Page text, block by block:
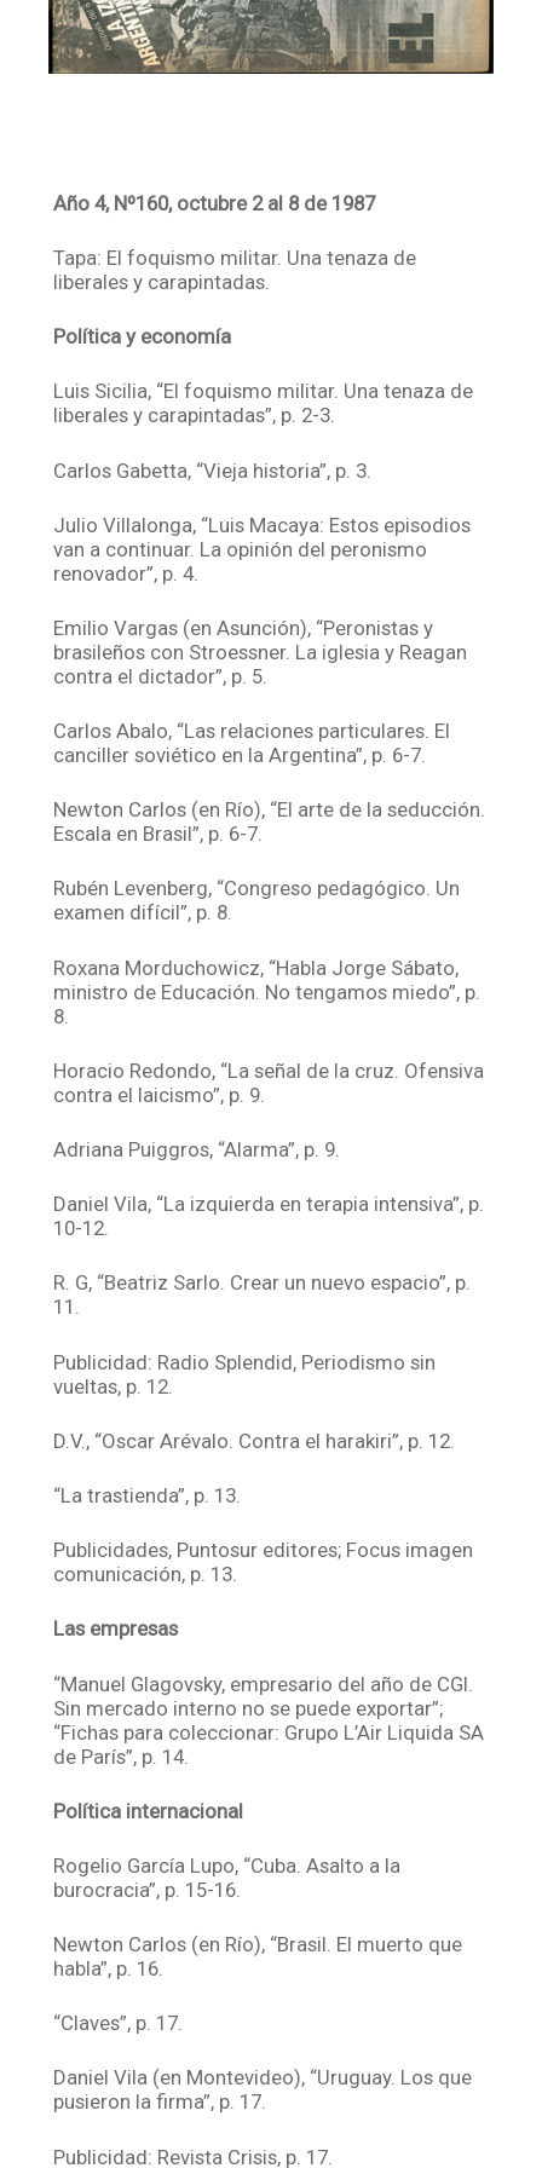
Año 4, Nº160, octubre 2 al 8 de 1987
Tapa: El foquismo militar. Una tenaza de
liberales y carapintadas.
Política y economía
Luis Sicilia, “El foquismo militar. Una tenaza de
liberales y carapintadas”, p. 2-3.
Carlos Gabetta, “Vieja historia”, p. 3.
Julio Villalonga, “Luis Macaya: Estos episodios
van a continuar. La opinión del peronismo
renovador”, p. 4.
Emilio Vargas (en Asunción), “Peronistas y
brasileños con Stroessner. La iglesia y Reagan
contra el dictador”, p. 5.
Carlos Abalo, “Las relaciones particulares. El
canciller soviético en la Argentina”, p. 6-7.
Newton Carlos (en Río), “El arte de la seducción.
Escala en Brasil”, p. 6-7.
Rubén Levenberg, “Congreso pedagógico. Un
examen difícil”, p. 8.
Roxana Morduchowicz, “Habla Jorge Sábato,
ministro de Educación. No tengamos miedo”, p.
8.
Horacio Redondo, “La señal de la cruz. Ofensiva
contra el laicismo”, p. 9.
Adriana Puiggros, “Alarma”, p. 9.
Daniel Vila, “La izquierda en terapia intensiva”, p.
10-12.
R. G, “Beatriz Sarlo. Crear un nuevo espacio”, p.
11.
Publicidad: Radio Splendid, Periodismo sin
vueltas, p. 12.
D.V., “Oscar Arévalo. Contra el harakiri”, p. 12.
“La trastienda”, p. 13.
Publicidades, Puntosur editores; Focus imagen
comunicación, p. 13.
Las empresas
“Manuel Glagovsky, empresario del año de CGI.
Sin mercado interno no se puede exportar”;
“Fichas para coleccionar: Grupo L’Air Liquida SA
de París”, p. 14.
Política internacional
Rogelio García Lupo, “Cuba. Asalto a la
burocracia”, p. 15-16.
Newton Carlos (en Río), “Brasil. El muerto que
habla”, p. 16.
“Claves”, p. 17.
Daniel Vila (en Montevideo), “Uruguay. Los que
pusieron la firma”, p. 17.
Publicidad: Revista Crisis, p. 17.